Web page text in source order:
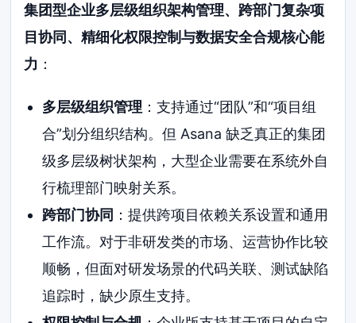
集团型企业多层级组织架构管理、跨部门复杂项
目协同、精细化权限控制与数据安全合规核心能
力 ：
多层级组织管理 ：支持通过“团队”和“项目组
合”划分组织结构。但 Asana 缺乏真正的集团
级多层级树状架构，大型企业需要在系统外自
行梳理部门映射关系。
跨部门协同 ：提供跨项目依赖关系设置和通用
工作流。对于非研发类的市场、运营协作比较
顺畅，但面对研发场景的代码关联、测试缺陷
追踪时，缺少原生支持。